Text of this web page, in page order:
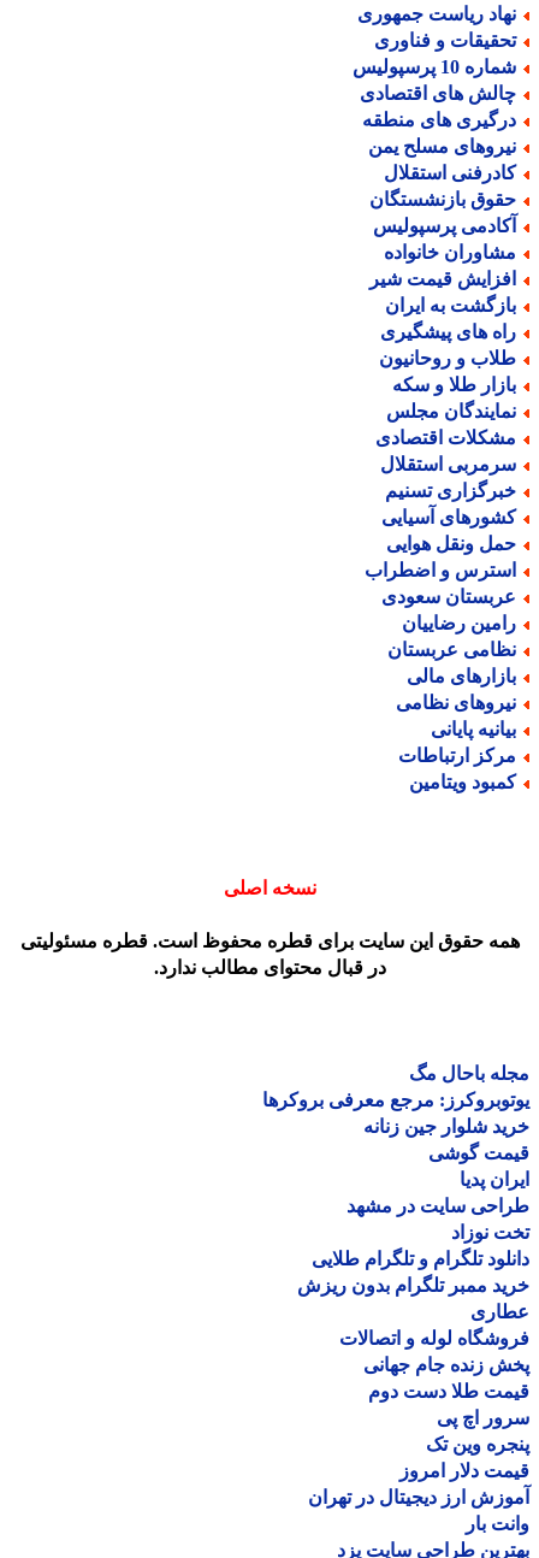
ریاست جمهوری
و فناوری
10 پرسپولیس
های اقتصادی
های منطقه
مسلح یمن
استقلال
بازنشستگان
پرسپولیس
خانواده
قیمت شیر
به ایران
های پیشگیری
و روحانیون
طلا و سکه
مجلس
اقتصادی
استقلال
تسنیم
آسیایی
ونقل هوایی
و اضطراب
سعودی
رضاییان
عربستان
مالی
نظامی
پایانی
ارتباطات
ویتامین
نسخه اصلی
حقوق این سایت برای قطره محفوظ است. قطره مسئولیتی
در قبال محتوای مطالب ندارد.
باحال مگ
مرجع معرفی بروکرها
شلوار جین زنانه
گوشی
پدیا
سایت در مشهد
نوزاد
تلگرام و تلگرام طلایی
ممبر تلگرام بدون ریزش
لوله و اتصالات
زنده جام جهانی
طلا دست دوم
اچ پی
وین تک
دلار امروز
ارز دیجیتال در تهران
بار
طراحی سایت یزد